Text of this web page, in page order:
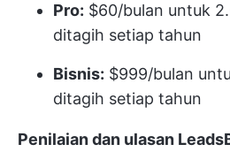
Pro: $60/bulan untuk
ditagih setiap tahun
Bisnis: $999/bulan
ditagih setiap tahun
Penilaian dan ulasan